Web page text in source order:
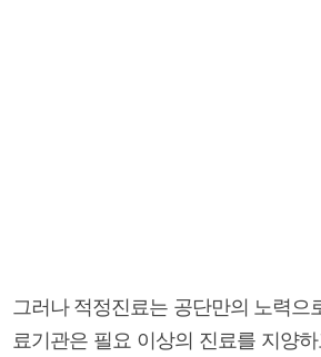
그러나 적정진료는 공단만의 노력으
료기관은 필요 이상의 진료를 지양